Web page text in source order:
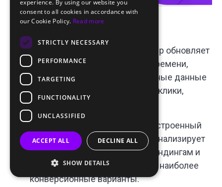
Особенности и преимущества
Актуальная статистика
: трекер обновляет
данные в режиме реального времени,
чтобы вы получали самые точные данные
об эффективности кампаний – клики,
конверсии и ROI.
Оптимизация на основе ИИ
: встроенный
алгоритм Traffic Distribution AI анализирует
перформанс по креативам и лендингам и
направляет больше трафика на наиболее
конверсионные варианты.
experience. By using our website you
consent to all cookies in accordance with
our Cookie Policy. Read more
STRICTLY NECESSARY
PERFORMANCE
TARGETING
FUNCTIONALITY
UNCLASSIFIED
ACCEPT ALL DECLINE ALL
SHOW DETAILS